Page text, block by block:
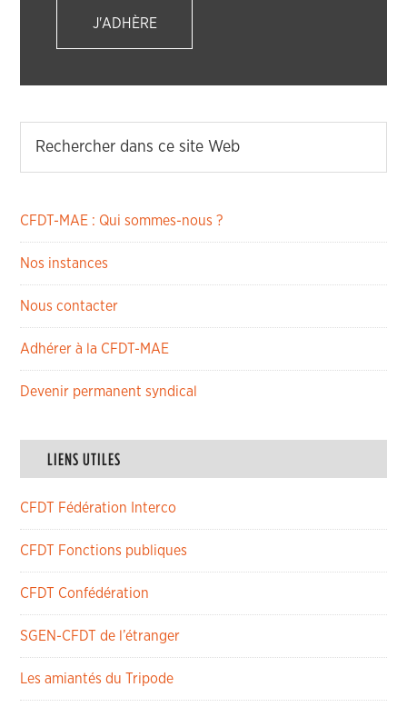
J'ADHÈRE
CFDT-MAE : Qui sommes-nous ?
Nos instances
Nous contacter
Adhérer à la CFDT-MAE
Devenir permanent syndical
LIENS UTILES
CFDT Fédération Interco
CFDT Fonctions publiques
CFDT Confédération
SGEN-CFDT de l’étranger
Les amiantés du Tripode